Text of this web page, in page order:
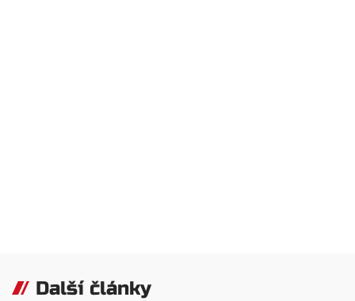
Další články